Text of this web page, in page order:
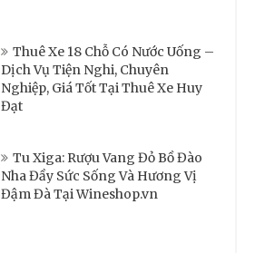
Thuê Xe 18 Chỗ Có Nước Uống –
Dịch Vụ Tiện Nghi, Chuyên
Nghiệp, Giá Tốt Tại Thuê Xe Huy
Đạt
Tu Xiga: Rượu Vang Đỏ Bồ Đào
Nha Đầy Sức Sống Và Hương Vị
Đậm Đà Tại Wineshop.vn